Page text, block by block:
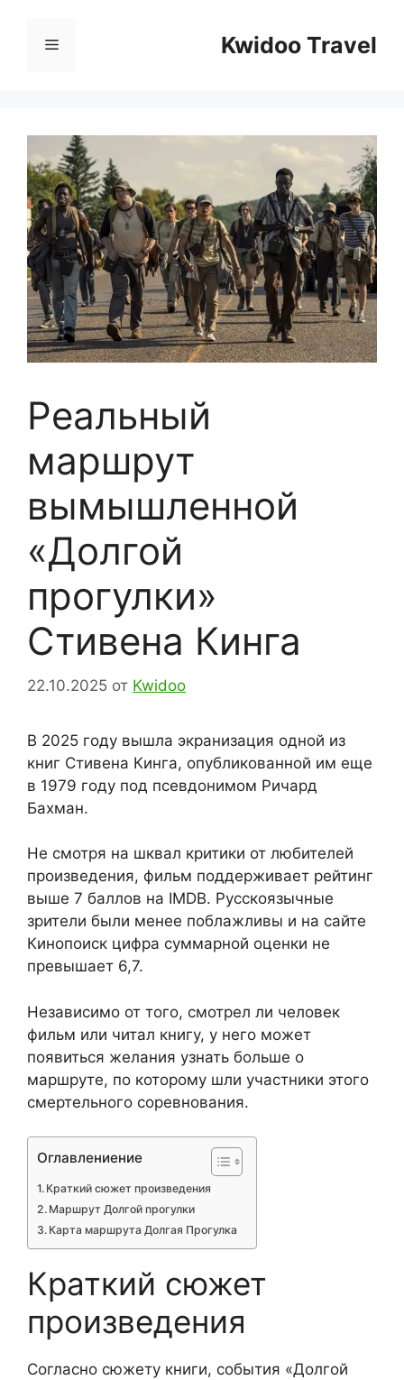
содержимому
Kwidoo Travel
Меню
Реальный
маршрут
вымышленной
«Долгой
прогулки»
Стивена Кинга
22.10.2025 от Kwidoo
В 2025 году вышла экранизация одной из
книг Стивена Кинга, опубликованной им еще
в 1979 году под псевдонимом Ричард
Бахман.
Не смотря на шквал критики от любителей
произведения, фильм поддерживает рейтинг
выше 7 баллов на IMDB. Русскоязычные
зрители были менее поблажливы и на сайте
Кинопоиск цифра суммарной оценки не
превышает 6,7.
Независимо от того, смотрел ли человек
фильм или читал книгу, у него может
появиться желания узнать больше о
маршруте, по которому шли участники этого
смертельного соревнования.
Оглавлениение
Краткий сюжет произведения
Маршрут Долгой прогулки
Карта маршрута Долгая Прогулка
Краткий сюжет
произведения
Согласно сюжету книги, события «Долгой